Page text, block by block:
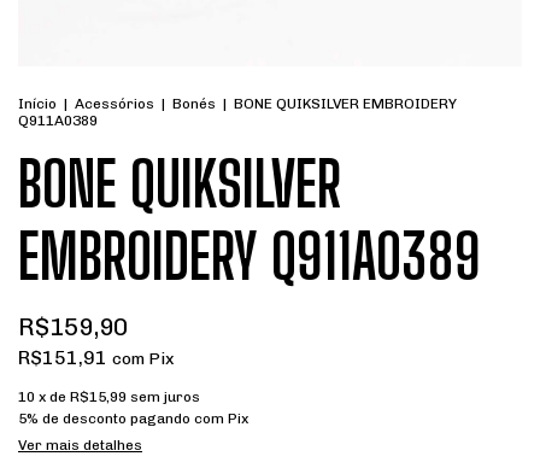
Início | Acessórios | Bonés | BONE QUIKSILVER EMBROIDERY
Q911A0389
BONE QUIKSILVER
EMBROIDERY Q911A0389
R$159,90
R$151,91 com Pix
10 x de R$15,99 sem juros
5% de desconto pagando com Pix
Ver mais detalhes